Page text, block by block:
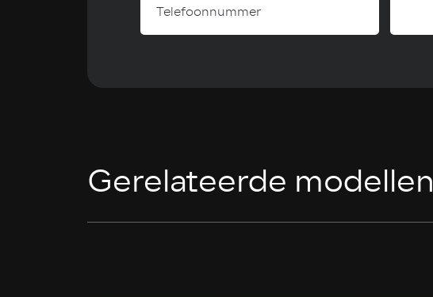
Gerelateerde modellen